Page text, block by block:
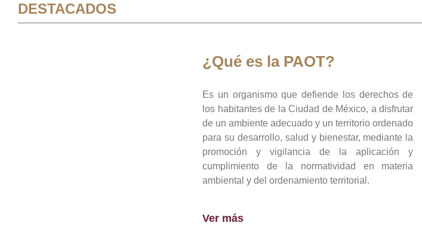
DESTACADOS
¿Qué es la PAOT?
Es un organismo que defiende los derechos de
los habitantes de la Ciudad de México, a disfrutar
de un ambiente adecuado y un territorio ordenado
para su desarrollo, salud y bienestar, mediante la
promoción y vigilancia de la aplicación y
cumplimiento de la normatividad en materia
ambiental y del ordenamiento territorial.
Ver más